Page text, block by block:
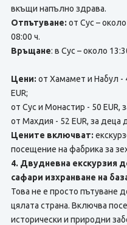
вкъщи напълно здрава.
Отпътуване: от Сус –
08:00 ч.
Връщане: в Сус – около
Цени: от Хамамет и Набул -
EUR;
от Сус и Монастир - 50 EUR,
от Махдия - 52 EUR, за деца
Цените включват:
посещение на фабрика за
4. Двудневна екскурзия
сафари изхранване на
Това не е просто пътуване
цялата страна. Включва
исторически и природни